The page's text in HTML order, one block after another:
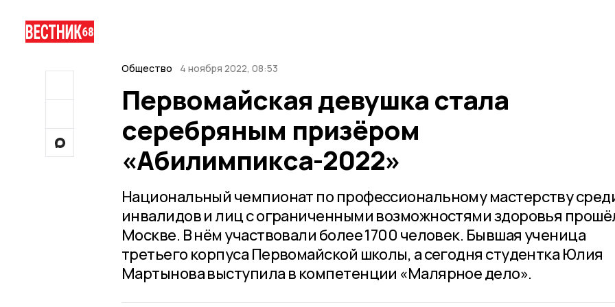
Общество 4 ноября 2022, 08:53
Первомайская девушка стала
серебряным призёром
«Абилимпикса-2022»
Национальный чемпионат по профессиональному мастерству
инвалидов и лиц с ограниченными возможностями здоровья
Москве. В нём участвовали более 1700 человек. Бывшая ученица
третьего корпуса Первомайской школы, а сегодня студентка Юлия
Мартынова выступила в компетенции «Малярное дело».